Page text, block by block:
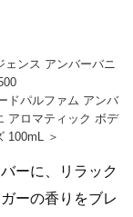
ェンス アンバーバニ
ドパルファム アンバ
アロマティック ボデ
100mL ＞
ーに、リラック
ーの香りをブレ